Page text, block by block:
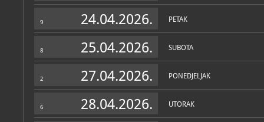
9 24.04.2026. PETAK
8 25.04.2026. SUBOTA
2 27.04.2026. PONEDJELJAK
6 28.04.2026. UTORAK